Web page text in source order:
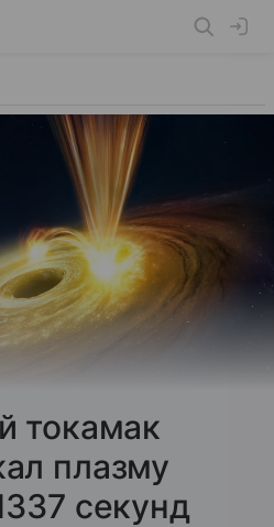
токамак
плазму
секунд